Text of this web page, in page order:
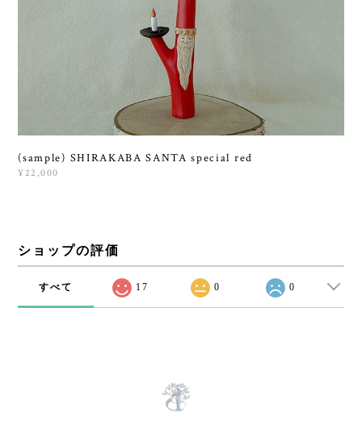
(sample) SHIRAKABA SANTA special red
¥22,000
ショップの評価
すべて 17 0 0